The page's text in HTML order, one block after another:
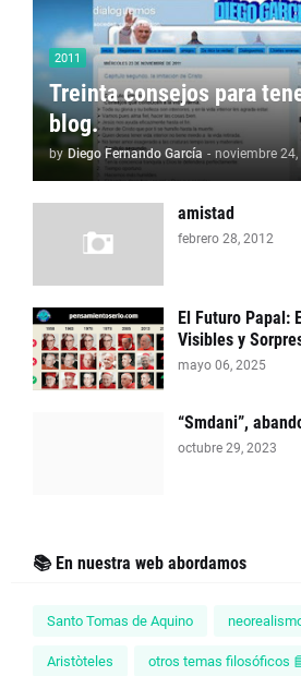
2011
Treinta consejos para
blog.
by Diego Fernando García - noviembre 24,
amistad
febrero 28, 2012
El Futuro Papal:
Visibles y
mayo 06, 2025
“Smdani”,
octubre 29, 2023
📚 En nuestra web abordamos
Santo Tomas de Aquino
Aristòteles otros temas filosóficos